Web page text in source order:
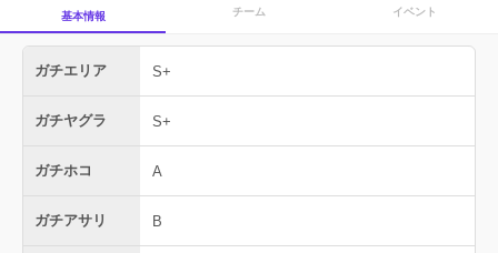
基本情報 チーム イベント
ガチエリア S+
ガチヤグラ S+
ガチホコ A
ガチアサリ B